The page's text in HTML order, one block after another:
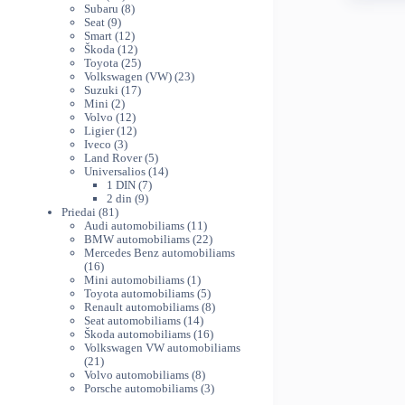
produktų
Subaru 88
Seat 99
produktai
Smart 1212
produktų
Škoda 1212
produktų
Toyota 2525
produktai
Volkswagen (VW) 2323
Suzuki 1717
Mini 22
produktai
Volvo 1212
produktų
Ligier 1212
Iveco 33
produktai
Land Rover 55
produktai
Universalios 1414
1 DIN 77
produktai
2 din 99
Priedai 81 81
produktas
Audi automobiliams 11 11
produktų
BMW automobiliams 2222
produktai
Mercedes Benz automobiliams
1616
produktų
Mini automobiliams 1 1
produktas
Toyota automobiliams 55
produktai
Renault automobiliams 88
Seat automobiliams 1414
produktų
Škoda automobiliams 1616
produktų
Volkswagen VW automobiliams
21 21
produktas
Volvo automobiliams 88
produktai
Porsche automobiliams 33